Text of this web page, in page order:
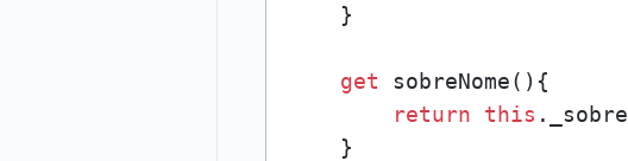
    }
get sobreNome(){
return
this
    }